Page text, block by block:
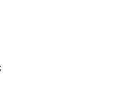
правый
когда он появляется
помогает
в восточно-
необходима для
эстетически